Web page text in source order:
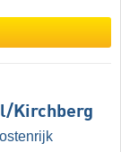
​Kirchberg